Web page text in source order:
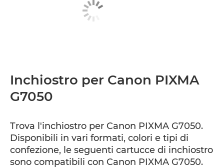
Inchiostro per Canon PIXMA
G7050
Trova l'inchiostro per Canon PIXMA G7050.
Disponibili in vari formati, colori e tipi di
confezione, le seguenti cartucce di inchiostro
sono compatibili con Canon PIXMA G7050.